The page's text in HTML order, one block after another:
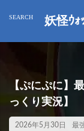
妖怪ｳｫ
【ぷにぷに】
っくり実況】
2026年5月30日 最